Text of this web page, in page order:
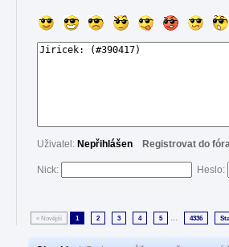
Uživatel: Nepřihlášen Registrovat do
Nick: Heslo:
« Novější 1 2 3 4 5 ... 4336